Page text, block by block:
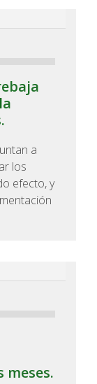
a
los
efecto, y